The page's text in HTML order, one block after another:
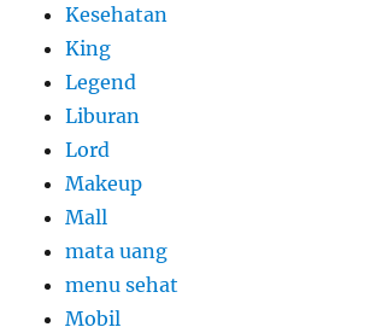
Kesehatan
King
Legend
Liburan
Lord
Makeup
Mall
mata uang
menu sehat
Mobil